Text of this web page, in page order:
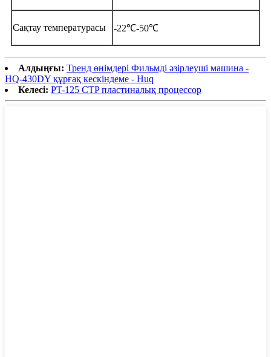
Сақтау температурасы -22℃-50℃
Алдыңғы: Тренд өнімдері Фильмді әзірлеуші ​​машина -
HQ-430DY құрғақ кескіндеме - Huq
Келесі: PT-125 CTP пластиналық процессор